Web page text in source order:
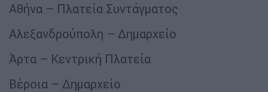
Αθήνα – Πλατεία Συντάγματος
Αλεξανδρούπολη – Δημαρχείο
Άρτα – Κεντρική Πλατεία
Βέροια – Δημαρχείο